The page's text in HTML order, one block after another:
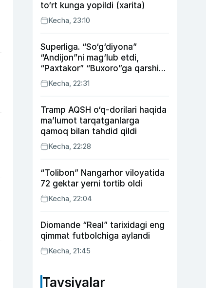
to‘rt kunga yopildi (xarita)
Kecha, 23:10
Superliga. “So‘g‘diyona”
“Andijon”ni mag‘lub etdi,
“Paxtakor” “Buxoro”ga qarshi
bahsda g‘alabani qo‘ldan
chiqardi
Kecha, 22:31
Tramp AQSH o‘q-dorilari haqida
ma’lumot tarqatganlarga
qamoq bilan tahdid qildi
Kecha, 22:28
“Tolibon” Nangarhor viloyatida
72 gektar yerni tortib oldi
Kecha, 22:04
Diomande “Real” tarixidagi eng
qimmat futbolchiga aylandi
Kecha, 21:45
Tavsiyalar